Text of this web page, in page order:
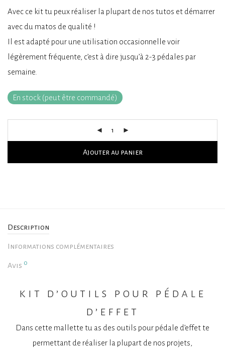
Avec ce kit tu peux réaliser la plupart de nos tutos et démarrer
avec du matos de qualité !
Il est adapté pour une utilisation occasionnelle voir
légèrement fréquente, c’est à dire jusqu’à 2-3 pédales par
semaine.
En stock (peut être commandé)
Ajouter au panier
Description
Informations complémentaires
Avis 0
kit d’outils pour pédale
d’effet
Dans cette mallette tu as des outils pour pédale d’effet te
permettant de réaliser la plupart de nos projets,